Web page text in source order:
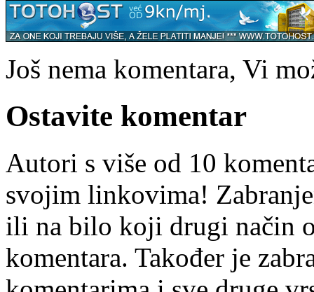
Još nema komentara, Vi
Ostavite komentar
Autori s više od 10
svojim linkovima!
ili na bilo koji drugi način
komentara. Također je